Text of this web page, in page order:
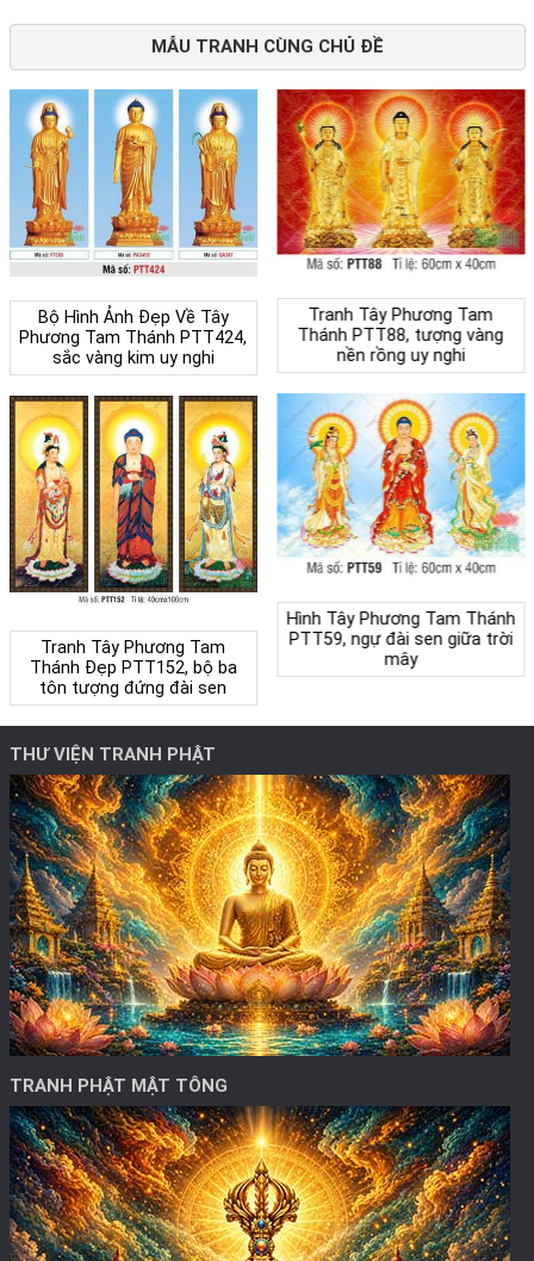
MẪU TRANH CÙNG CHỦ ĐỀ
Bộ Hình Ảnh Đẹp Về Tây
Phương Tam Thánh PTT424,
sắc vàng kim uy nghi
Tranh Tây Phương Tam
Thánh PTT88, tượng vàng
nền rồng uy nghi
Hình Tây Phương Tam Thánh
PTT59, ngự đài sen giữa trời
mây
Tranh Tây Phương Tam
Thánh Đẹp PTT152, bộ ba
tôn tượng đứng đài sen
THƯ VIỆN TRANH PHẬT
TRANH PHẬT MẬT TÔNG